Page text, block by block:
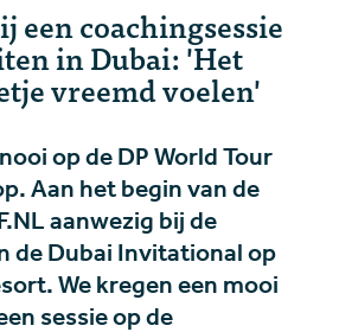
een coachingsessie
in Dubai: 'Het
vreemd voelen'
op de DP World Tour
Aan het begin van de
aanwezig bij de
de Dubai Invitational op
We kregen een mooi
sessie op de